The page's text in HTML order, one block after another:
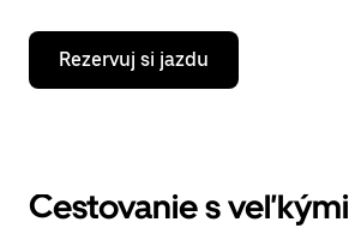
Rezervuj si jazdu
Cestovanie s veľkými